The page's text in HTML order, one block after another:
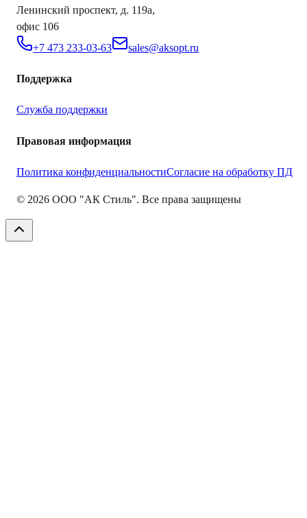
Ленинский проспект, д. 119а,
офис 106
+7 473 233-03-63
sales@aksopt.ru
Поддержка
Служба поддержки
Правовая информация
Политика конфиденциальностиСогласие на обработку ПД
© 2026 ООО "АК Стиль". Все права защищены